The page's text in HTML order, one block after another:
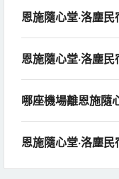
恩施隨心堂·洛塵
恩施隨心堂·洛塵
哪座機場離恩施隨
恩施隨心堂·洛塵